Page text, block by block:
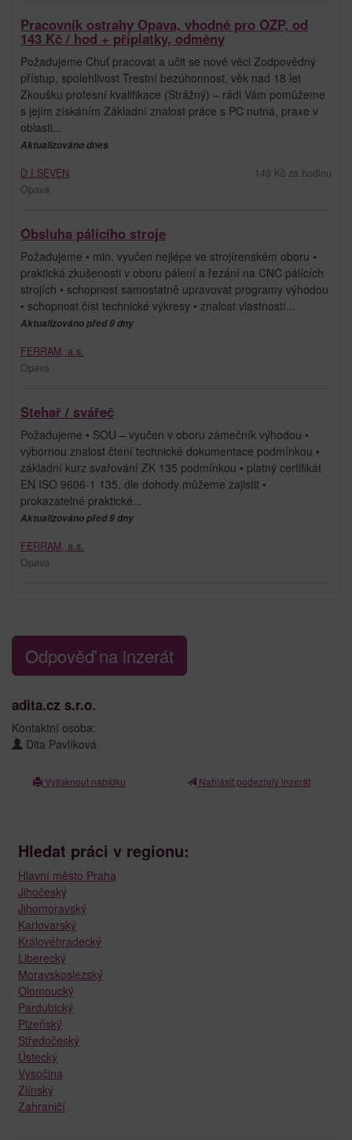
Pracovník ostrahy Opava, vhodné pro OZP, od
143 Kč / hod + příplatky, odměny
Požadujeme Chuť pracovat a učit se nové věci Zodpovědný
přístup, spolehlivost Trestní bezúhonnost, věk nad 18 let
Zkoušku profesní kvalifikace (Strážný) – rádi Vám pomůžeme
s jejím získáním Základní znalost práce s PC nutná, praxe v
oblasti...
Aktualizováno dnes
D.I.SEVEN
Opava
143 Kč za hodinu
Obsluha pálícího stroje
Požadujeme • min. vyučen nejlépe ve strojírenském oboru •
praktická zkušenosti v oboru pálení a řezání na CNC pálících
strojích • schopnost samostatně upravovat programy výhodou
• schopnost číst technické výkresy • znalost vlastností...
Aktualizováno před 9 dny
FERRAM, a.s.
Opava
Stehař / svářeč
Požadujeme • SOU – vyučen v oboru zámečník výhodou •
výbornou znalost čtení technické dokumentace podmínkou •
základní kurz svařování ZK 135 podmínkou • platný certifikát
EN ISO 9606-1 135, dle dohody můžeme zajistit •
prokazatelné praktické...
Aktualizováno před 9 dny
FERRAM, a.s.
Opava
Odpověď na inzerát
adita.cz s.r.o.
Kontaktní osoba:
Dita Pavlíková
Vytisknout nabídku Nahlásit podezřelý inzerát
Hledat práci v regionu:
Hlavní město Praha
Jihočeský
Jihomoravský
Karlovarský
Královéhradecký
Liberecký
Moravskoslezský
Olomoucký
Pardubický
Plzeňský
Středočeský
Ústecký
Vysočina
Zlínský
Zahraničí